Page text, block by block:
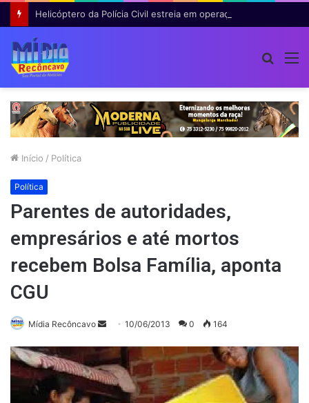
Início / Política
Política
Parentes de autoridades,
empresários e até mortos
recebem Bolsa Família, aponta
CGU
Mídia Recôncavo
Mande
e-
mail
10/06/2013 0 164